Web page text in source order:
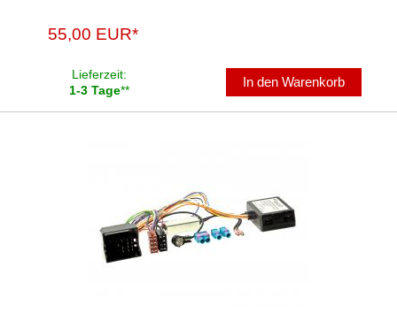
55,00 EUR*
Lieferzeit:
1-3 Tage**
In den Warenkorb